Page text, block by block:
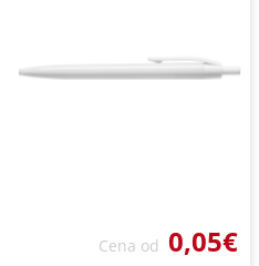
Cena od 0,05€